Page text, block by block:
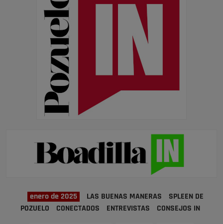
enero de 2025 LAS BUENAS MANERAS
SPLEEN DE
POZUELO
CONECTADOS ENTREVISTAS CONSEJOS IN